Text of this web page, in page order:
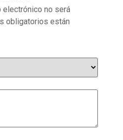
electrónico no será
obligatorios están